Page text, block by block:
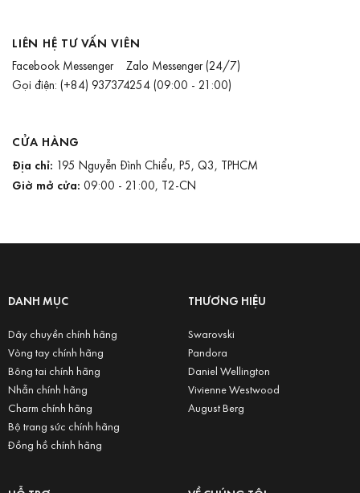
LIÊN HỆ TƯ VẤN VIÊN
Facebook Messenger Zalo Messenger(24/7)
Gọi điện: (+84) 937374254(09:00 - 21:00)
CỬA HÀNG
Địa chỉ: 195 Nguyễn Đình Chiểu, P5, Q3, TPHCM
Giờ mở cửa: 09:00 - 21:00, T2-CN
DANH MỤC
Dây chuyền chính hãng
Vòng tay chính hãng
Bông tai chính hãng
Nhẫn chính hãng
Charm chính hãng
Bộ trang sức chính hãng
Đồng hồ chính hãng
THƯƠNG HIỆU
Swarovski
Pandora
Daniel Wellington
Vivienne Westwood
August Berg